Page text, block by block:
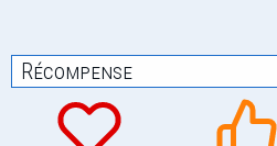
Récompense